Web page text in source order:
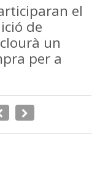
el
de
un
per a